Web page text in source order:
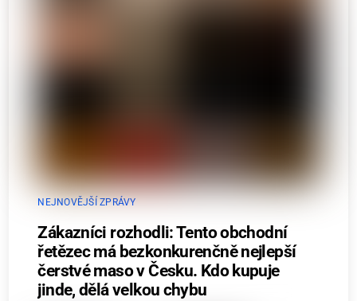
NEJNOVĚJŠÍ ZPRÁVY
Zákazníci rozhodli: Tento obchodní
řetězec má bezkonkurenčně nejlepší
čerstvé maso v Česku. Kdo kupuje
jinde, dělá velkou chybu